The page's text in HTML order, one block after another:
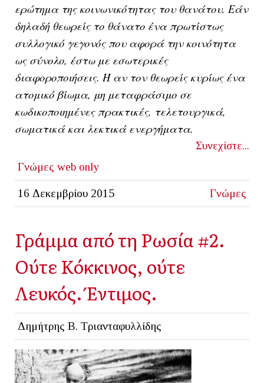
ερώτημα της κοινωνικότητας του θανάτου. Εάν
δηλαδή θεωρείς το θάνατο ένα πρωτίστως
συλλογικό γεγονός που αφορά την κοινότητα
ως σύνολο, έστω με εσωτερικές
διαφοροποιήσεις. Ή αν τον θεωρείς κυρίως ένα
ατομικό βίωμα, μη μεταφράσιμο σε
κωδικοποιημένες πρακτικές, τελετουργικά,
σωματικά και λεκτικά ενεργήματα.
Συνεχίστε...
Γνώμες web only
16 Δεκεμβρίου 2015 Γνώμες
Γράμμα από τη Ρωσία #2.
Ούτε Κόκκινος, ούτε
Λευκός. Έντιμος.
Δημήτρης Β. Τριανταφυλλίδης